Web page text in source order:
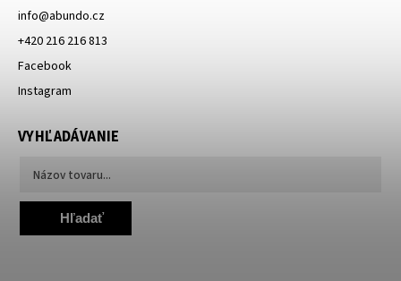
info@abundo.cz
+420 216 216 813
Facebook
Instagram
VYHĽADÁVANIE
Hľadať